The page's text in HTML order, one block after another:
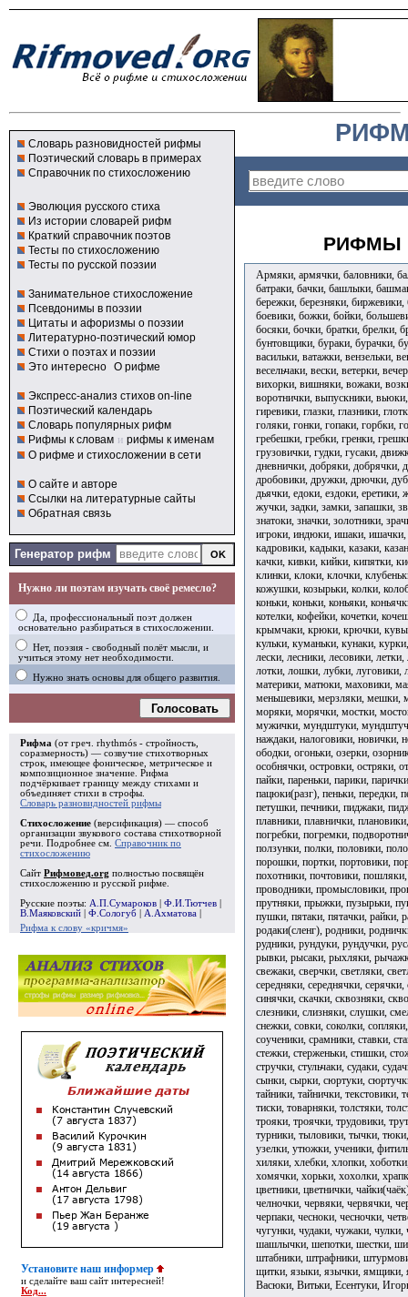
Словарь разновидностей рифмы
Поэтический словарь в примерах
Справочник по стихосложению
Эволюция русского стиха
Из истории словарей рифм
Краткий справочник поэтов
Тесты по стихосложению
Тесты по русской поэзии
Занимательное стихосложение
Псевдонимы в поэзии
Цитаты и афоризмы о поэзии
Литературно-поэтический юмор
Стихи о поэтах и поэзии
Это интересно О рифме
Экспресс-анализ стихов on-line
Поэтический календарь
Словарь популярных рифм
Рифмы к словам и рифмы к именам
О рифме и стихосложении в сети
О сайте и авторе
Ссылки на литературные сайты
Обратная связь
Генератор рифм
Нужно ли поэтам изучать своё ремесло?
Да, профессиональный поэт должен
основательно разбираться в стихосложении.
Нет, поэзия - свободный полёт мысли, и
учиться этому нет необходимости.
Нужно знать основы для общего развития.
Голосовать
Рифма (от греч. rhythmós - стройность,
соразмерность) — созвучие стихотворных
строк, имеющее фоническое, метрическое и
композиционное значение. Рифма
подчёркивает границу между стихами и
объединяет стихи в строфы
Словарь разновидностей рифмы
Стихосложение (версификация) — способ
организации звукового состава стихотворной
речи. Подробнее см. Справочник по
стихосложению
Сайт Рифмовед.org полностью посвящён
стихосложению и русской рифме.
Русские поэты: А.П.Сумароков Ф.И.Тютчев
В.Маяковский
Ф.Сологуб А.Ахматова
Рифма к слову «кричмя»
Установите наш информер
и сделайте ваш сайт интересней!
Код...
РИФМЫ
Армяки, армячки, баловники,
батраки, бачки, башлыки,
бережки, березняки,
боевики, божки, бойки,
босяки, бочки, братки, брелки,
бунтовщики, бураки, бурачки,
васильки, ватажки, вензельки,
весельчаки, вески, ветерки,
вихорки, вишняки, вожаки,
воротнички, выпускники,
гиревики, глазки, глазники,
голяки, гонки, гопаки, горбки,
гребешки, гребки, гренки,
грузовички, гудки, гусаки,
дневнички, добряки,
дробовики, дружки, дрючки,
дьячки, едоки, ездоки,
жучки, задки, замки, запашки,
знатоки, значки, золотники,
игроки, индюки, ишаки, ишачки,
кадровики, кадыки, казаки,
качки, кивки, кийки, кипятки,
клинки, клоки, клочки,
кожушки, козырьки, колки,
коньки, коньки, коньяки,
котелки, кофейки, кочетки,
крымчаки, крюки, крючки,
кульки, куманьки, кунаки,
лески, лесники, лесовики,
лотки, лошки, лубки, луговики,
материки, матюки, маховики,
меньшевики, мерзляки, мешки,
моряки, морячки, мостки,
мужички, мундштуки,
наждаки, налоговики, новички,
ободки, огоньки, озерки,
особнячки, островки, остряки,
пайки, пареньки, парики,
пацюки(разг), пеньки, передки,
петушки, печники, пиджаки,
плавники, плавнички,
погребки, погремки,
ползунки, полки, половики,
порошки, портки, портовики,
похотники, почтовики,
проводники, промысловики,
прутняки, прыжки, пузырьки,
пушки, пятаки, пятачки, райки,
родаки(сленг), родники,
рудники, рундуки, рундучки,
рывки, рысаки, рыхляки,
свежаки, сверчки, светляки,
середняки, середнячки,
синячки, скачки, сквозняки,
слезники, слизняки, слушки,
снежки, совки, соколки,
соученики, срамники, ставки,
стежки, стерженьки, стишки,
стручки, стульчаки, судаки,
сынки, сырки, сюртуки,
тайники, тайнички, текстовики,
тиски, товарняки, толстяки,
трояки, троячки, трудовики,
турники, тыловики, тычки,
узелки, утюжки, ученики,
хиляки, хлебки, хлопки,
хомячки, хорьки, хохолки,
цветники, цветнички,
челночки, червяки, червячки,
черпаки, чесноки, чесночки,
чугунки, чудаки, чужаки,
шашлычки, шепотки, шестки,
штабники, штрафники,
щитки, языки, язычки, ямщики,
Васюки, Витьки, Есентуки,